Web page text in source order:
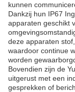
kunnen
Dankzij hun IP67
apparaten geschikt
deze apparaten
waardoor continue
worden
Bovendien zijn de
uitgerust met een
gesprekken of